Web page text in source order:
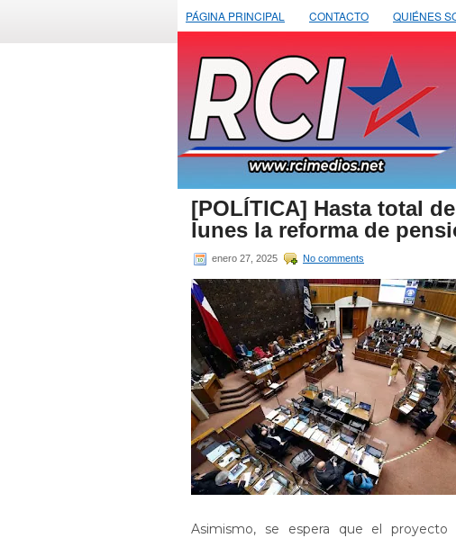
PÁGINA PRINCIPAL CONTACTO QUIÉNES
[POLÍTICA] Hasta total
lunes la reforma de
enero 27, 2025 No comments
Asimismo, se espera que el